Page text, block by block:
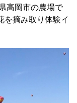
高岡市の農場で
を摘み取り体験イ